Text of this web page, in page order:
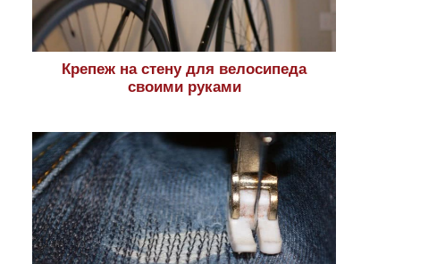
Крепеж на стену для велосипеда
своими руками